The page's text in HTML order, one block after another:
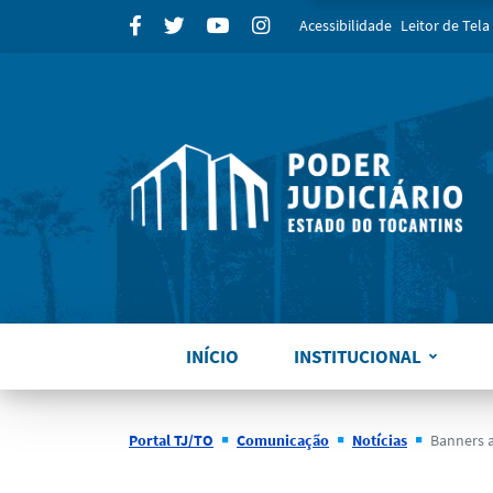
para
FacebookTwitter YoutubeInstagram
Acessibilidade Leitor de Tela
INÍCIO INSTITUCIONAL
Portal TJ/TO Comunicação Notícias Banners acadêmicos